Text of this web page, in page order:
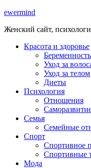
ewermind
Женский сайт,
Красота и здоровье
Беременность
Уход за
Уход за телом
Диеты
Психология
Отношения
Семья
Семейные
Спорт
Спортивное
Спортивные
Мода